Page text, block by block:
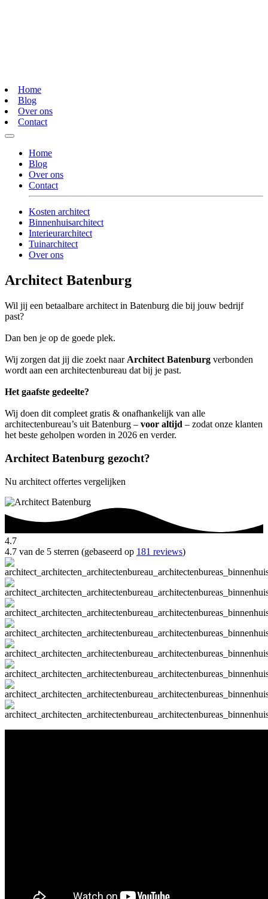
Home
Blog
Over ons
Contact
Home
Blog
Over ons
Contact
Kosten architect
Binnenhuisarchitect
Interieurarchitect
Tuinarchitect
Over ons
Architect Batenburg
Wil jij een betaalbare architect in Batenburg die bij jouw bedrijf
past?
Dan ben je op de goede plek.
Wij zorgen dat jij die zoekt naar Architect Batenburg verbonden
wordt aan een architectenbureau dat bij je past.
Het gaafste gedeelte?
Wij doen dit compleet gratis & onafhankelijk van alle
architectenbureau’s uit Batenburg – voor altijd – zodat onze klanten
het beste geholpen worden in 2026 en verder.
Architect Batenburg gezocht?
Nu architect offertes vergelijken
4.7
4.7 van de 5 sterren (gebaseerd op 181 reviews)